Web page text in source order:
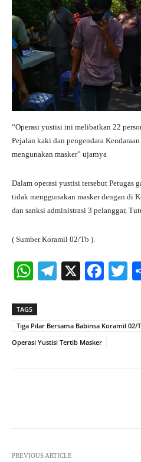
“Operasi yustisi ini melibatkan 22
Pejalan kaki dan pengendara
mengunakan masker” ujarnya
Dalam operasi yustisi tersebut Petugas
tidak menggunakan masker dengan di
dan sanksi administrasi 3 pelanggar,
( Sumber Koramil 02/Tb ).
W
ts
A
pp
Te
a
m
X
Fa
ok
T
r
TAGS
Tiga Pilar Bersama Babinsa Koramil
Operasi Yustisi Tertib Masker
PREVIOUS ARTICLE